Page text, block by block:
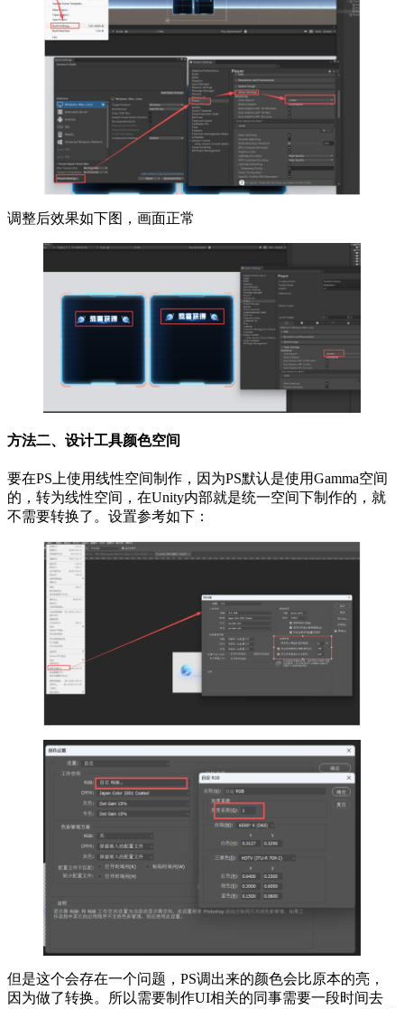
调整后效果如下图，画面正常
方法二、设计工具颜色空间
要在PS上使用线性空间制作，因为PS默认是使用Gamma空间
的，转为线性空间，在Unity内部就是统一空间下制作的，就
不需要转换了。设置参考如下：
但是这个会存在一个问题，PS调出来的颜色会比原本的亮，
因为做了转换。所以需要制作UI相关的同事需要一段时间去